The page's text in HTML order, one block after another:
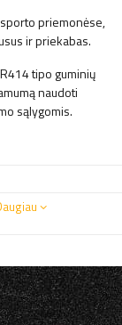
priemonėse,
ir priekabas.
tipo guminių
naudoti
sąlygomis.